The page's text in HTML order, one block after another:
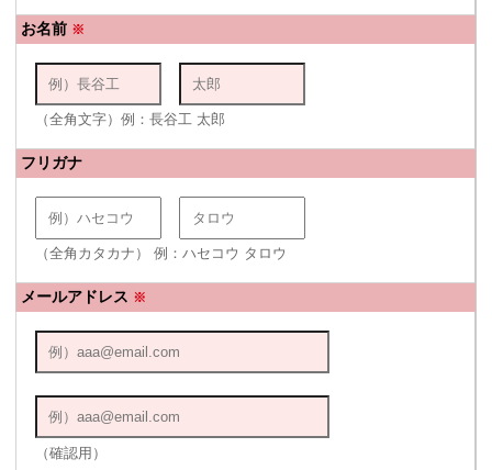
お名前 ※
（全角文字）例：長谷工 太郎
フリガナ
（全角カタカナ） 例：ハセコウ タロウ
メールアドレス ※
（確認用）